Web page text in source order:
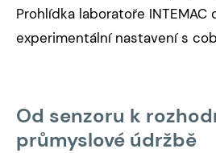
Prohlídka laboratoře INTEMAC
experimentální nastavení s
Od senzoru k
průmyslové údržbě